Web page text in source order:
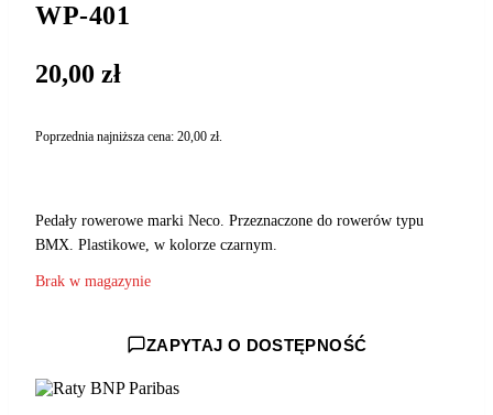
WP-401
20,00 zł
Poprzednia najniższa cena: 20,00 zł.
Pedały rowerowe marki Neco. Przeznaczone do rowerów typu
BMX. Plastikowe, w kolorze czarnym.
Brak w magazynie
ZAPYTAJ O DOSTĘPNOŚĆ